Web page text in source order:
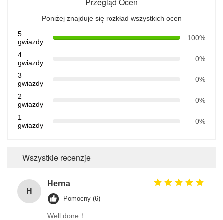
Poniżej znajduje się rozkład wszystkich ocen
5
gwiazdy
100%
4
gwiazdy
0%
3
gwiazdy
0%
2
gwiazdy
0%
1
gwiazdy
0%
Wszystkie recenzje
H
Herna
Pomocny (6)
Well done！